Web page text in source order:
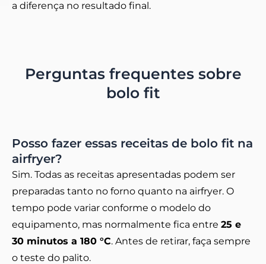
a diferença no resultado final.
Perguntas frequentes sobre
bolo fit
Posso fazer essas receitas de bolo fit na
airfryer?
Sim. Todas as receitas apresentadas podem ser
preparadas tanto no forno quanto na airfryer. O
tempo pode variar conforme o modelo do
equipamento, mas normalmente fica entre 25 e
30 minutos a 180 °C. Antes de retirar, faça sempre
o teste do palito.